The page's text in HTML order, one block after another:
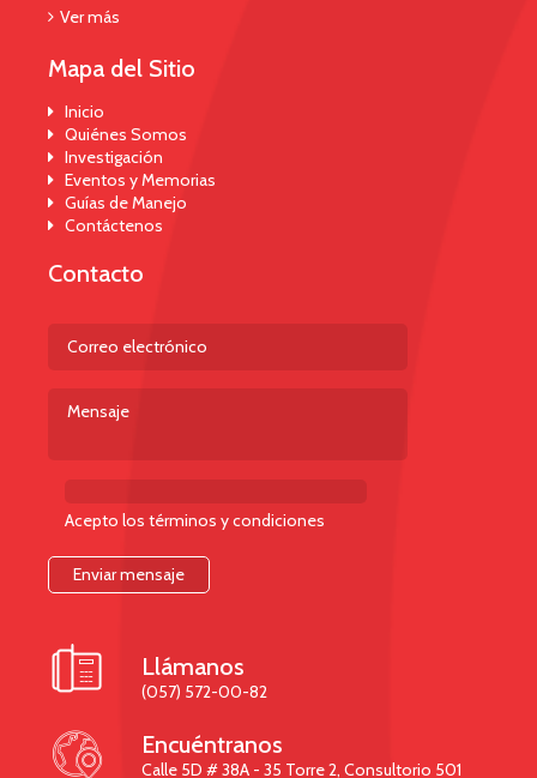
Ver más
Mapa del Sitio
Inicio
Quiénes Somos
Investigación
Eventos y Memorias
Guías de Manejo
Contáctenos
Contacto
Acepto los términos y condiciones
 Llámanos
(057) 572-00-82
 Encuéntranos
Calle 5D # 38A - 35 Torre 2, Consultorio 501